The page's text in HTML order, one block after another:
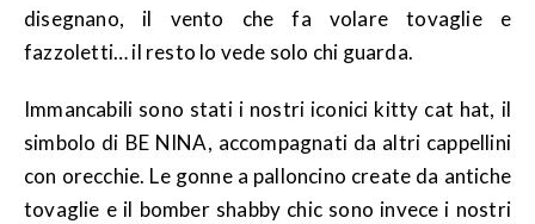
disegnano, il vento che fa volare tovaglie e
fazzoletti… il resto lo vede solo chi guarda.
Immancabili sono stati i nostri iconici kitty cat hat, il
simbolo di BE NINA, accompagnati da altri cappellini
con orecchie. Le gonne a palloncino create da antiche
tovaglie e il bomber shabby chic sono invece i nostri